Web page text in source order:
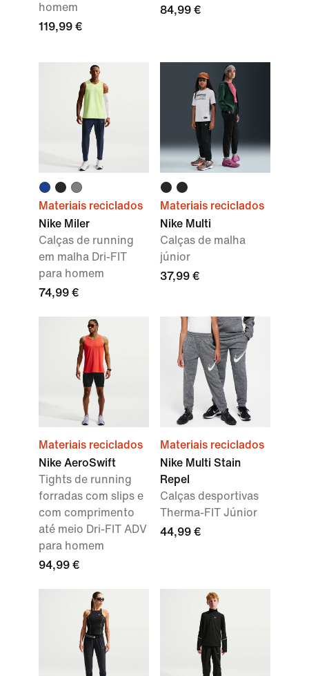
homem
119,99 €
84,99 €
Materiais reciclados
Nike Miler
Calças de running
em malha Dri-FIT
para homem
74,99 €
Materiais reciclados
Nike Multi
Calças de malha
júnior
37,99 €
Materiais reciclados
Nike AeroSwift
Tights de running
forradas com slips e
com comprimento
até meio Dri-FIT ADV
para homem
94,99 €
Materiais reciclados
Nike Multi Stain
Repel
Calças desportivas
Therma-FIT Júnior
44,99 €